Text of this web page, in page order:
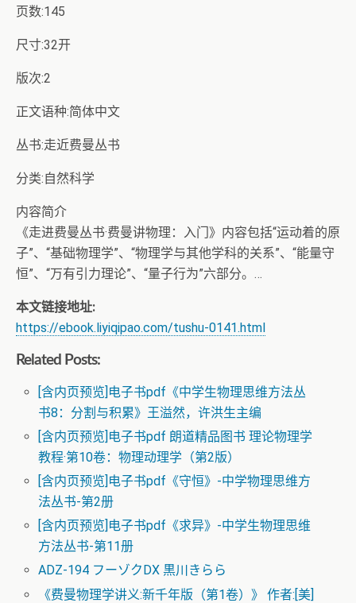
页数:145
尺寸:32开
版次:2
正文语种:简体中文
丛书:走近费曼丛书
分类:自然科学
内容简介
《走进费曼丛书·费曼讲物理：入门》内容包括“运动着的原
子”、“基础物理学”、“物理学与其他学科的关系”、“能量守
恒”、“万有引力理论”、“量子行为”六部分。…
本文链接地址:
https://ebook.liyiqipao.com/tushu-0141.html
Related Posts:
[含内页预览]电子书pdf《中学生物理思维方法丛
书8：分割与积累》王溢然，许洪生主编
[含内页预览]电子书pdf 朗道精品图书 理论物理学
教程·第10卷：物理动理学（第2版）
[含内页预览]电子书pdf《守恒》-中学物理思维方
法丛书-第2册
[含内页预览]电子书pdf《求异》-中学生物理思维
方法丛书-第11册
ADZ-194 フーゾクDX 黒川きらら
《费曼物理学讲义:新千年版（第1卷）》 作者:[美]